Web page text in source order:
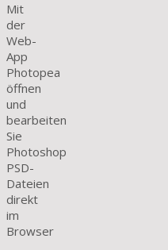
Mit
der
Web-
App
Photopea
öffnen
und
bearbeiten
Sie
Photoshop
PSD-
Dateien
direkt
im
Browser